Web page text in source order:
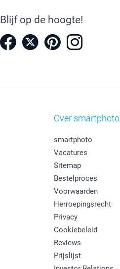
Blijf op de hoogte!
Over smartphoto
smartphoto
Vacatures
Sitemap
Bestelproces
Voorwaarden
Herroepingsrecht
Privacy
Cookiebeleid
Reviews
Prijslijst